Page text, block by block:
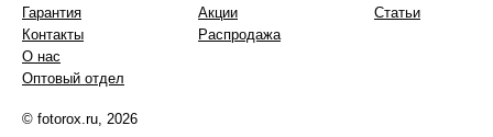
Гарантия
Контакты
О нас
Оптовый отдел
Акции
Распродажа
Статьи
© fotorox.ru, 2026